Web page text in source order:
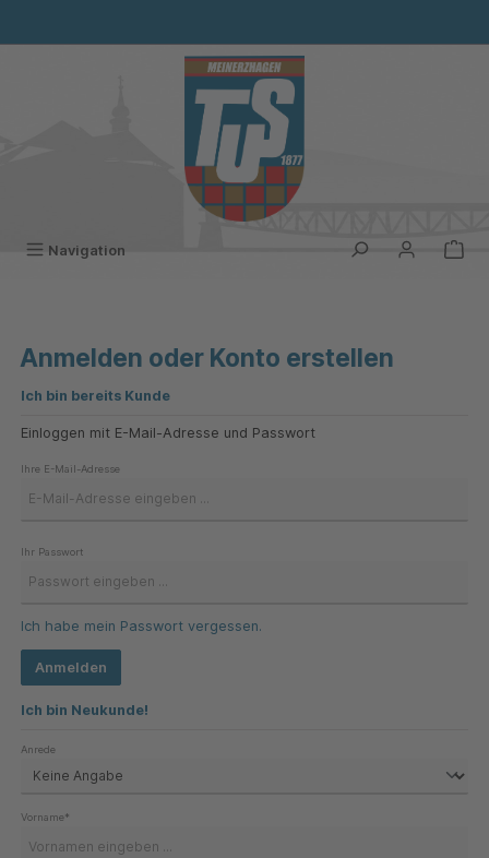
Navigation
Anmelden oder Konto erstellen
Ich bin bereits Kunde
Einloggen mit E-Mail-Adresse und Passwort
Ihre E-Mail-Adresse
Ihr Passwort
Ich habe mein Passwort vergessen.
Anmelden
Ich bin Neukunde!
Persönliche Informationen
Anrede
Vorname*